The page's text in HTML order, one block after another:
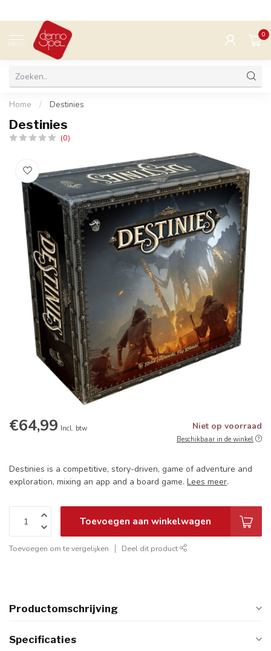
MENU
0
Home / Destinies
Destinies
(0)
€64,99 Incl. btw Niet op voorraad
Beschikbaar in de winkel
Destinies is a competitive, story-driven, game of adventure and
exploration, mixing an app and a board game. Lees meer.
Toevoegen aan winkelwagen
Toevoegen om te vergelijken Deel dit product
Productomschrijving
Specificaties